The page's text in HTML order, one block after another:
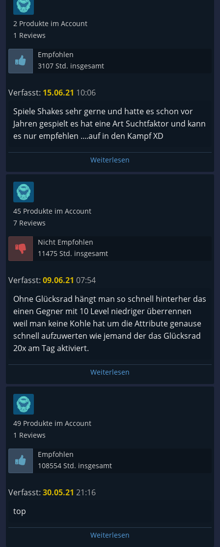
2 Produkte im Account
1 Reviews
Empfohlen
3107 Std. insgesamt
Verfasst: 15.06.21 10:06
Spiele Shakes sehr gerne und hatte es schon vor
Jahren gespielt es hat eine Art Suchtfaktor und kann
es nur empfehlen ....auf in den Kampf XD
Weiterlesen
45 Produkte im Account
7 Reviews
Nicht Empfohlen
11475 Std. insgesamt
Verfasst: 09.06.21 07:54
Ohne Glücksrad hängt man so schnell hinterher das
einen Gegner mit 10 Level niedriger überrennen
weil man keine Kohle hat um die Attribute genause
schnell aufzuwerten wie jemand der das Glücksrad
20x am Tag aktiviert.
Weiterlesen
49 Produkte im Account
1 Reviews
Empfohlen
108554 Std. insgesamt
Verfasst: 30.05.21 21:16
top
Weiterlesen